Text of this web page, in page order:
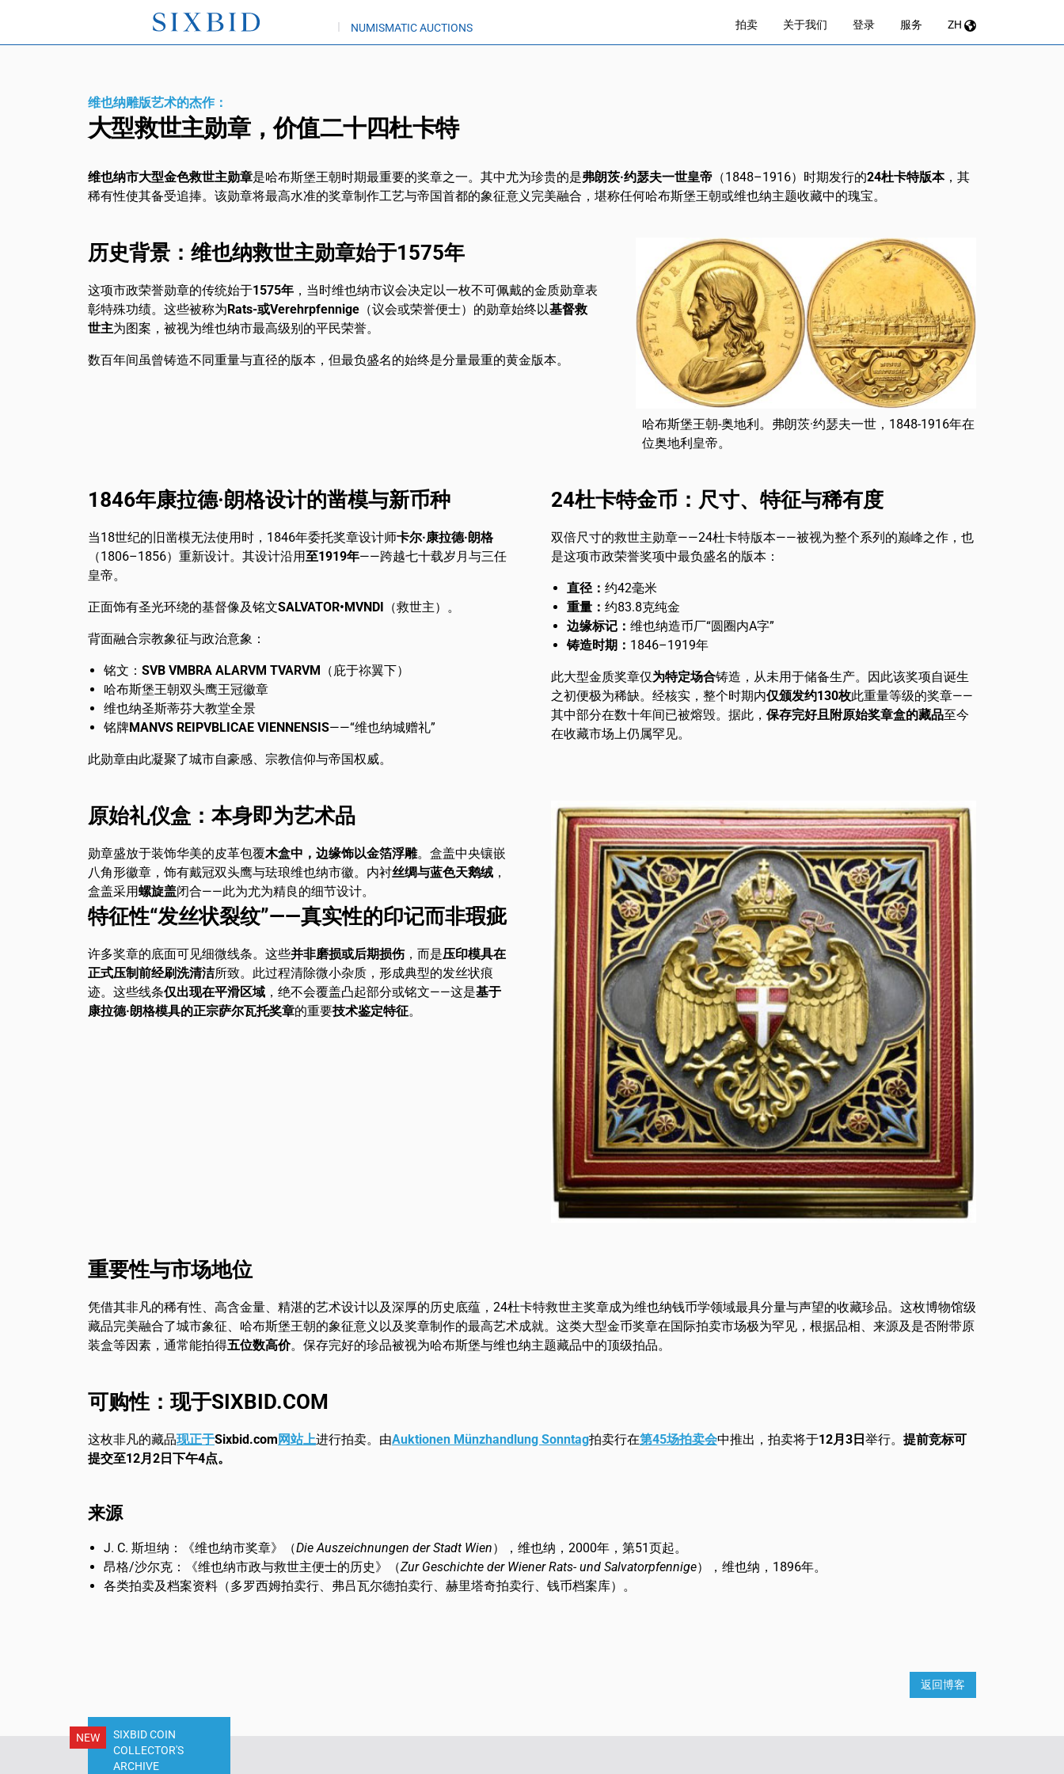
NUMISMATIC AUCTIONS 拍卖 关于我们 登录 服务 ZH
维也纳雕版艺术的杰作：
大型救世主勋章，价值二十四杜卡特
维也纳市大型金色救世主勋章是哈布斯堡王朝时期最重要的奖章之一。其中尤为珍贵的是弗朗茨·约瑟夫一世皇帝 （1848–1916）时期发行的24杜卡特版本，其
稀有性使其备受追捧。该勋章将最高水准的奖章制作工艺与帝国首都的象征意义完美融合，堪称任何哈布斯堡王朝或维也纳主题收藏中的瑰宝。
历史背景：维也纳救世主勋章始于1575年
这项市政荣誉勋章的传统始于1575年 ，当时维也纳市议会决定以一枚不可佩戴的金质勋章表
彰特殊功绩。这些被称为Rats-或Verehrpfennige （议会或荣誉便士）的勋章始终以基督救
世主为图案，被视为维也纳市最高级别的平民荣誉。
数百年间虽曾铸造不同重量与直径的版本，但最负盛名的始终是分量最重的黄金版本。
哈布斯堡王朝-奥地利。弗朗茨·约瑟夫一世，1848-1916年在
位奥地利皇帝。
1846年康拉德·朗格设计的凿模与新币种
当18世纪的旧凿模无法使用时，1846年委托奖章设计师卡尔·康拉德·朗格
（1806–1856）重新设计。其设计沿用至1919年——跨越七十载岁月与三任
皇帝。
正面饰有圣光环绕的基督像及铭文SALVATOR•MVNDI （救世主）。
背面融合宗教象征与政治意象：
铭文： SVB VMBRA ALARVM TVARVM （庇于祢翼下）
哈布斯堡王朝双头鹰王冠徽章
维也纳圣斯蒂芬大教堂全景
铭牌MANVS REIPVBLICAE VIENNENSIS——“维也纳城赠礼”
此勋章由此凝聚了城市自豪感、宗教信仰与帝国权威。
24杜卡特金币：尺寸、特征与稀有度
双倍尺寸的救世主勋章——24杜卡特版本——被视为整个系列的巅峰之作，也
是这项市政荣誉奖项中最负盛名的版本：
直径： 约42毫米
重量： 约83.8克纯金
边缘标记： 维也纳造币厂“圆圈内A字”
铸造时期： 1846–1919年
此大型金质奖章仅为特定场合铸造，从未用于储备生产。因此该奖项自诞生
之初便极为稀缺。经核实，整个时期内仅颁发约130枚此重量等级的奖章——
其中部分在数十年间已被熔毁。据此， 保存完好且附原始奖章盒的藏品至今
在收藏市场上仍属罕见。
原始礼仪盒：本身即为艺术品
勋章盛放于装饰华美的皮革包覆木盒中，边缘饰以金箔浮雕。盒盖中央镶嵌
八角形徽章，饰有戴冠双头鹰与珐琅维也纳市徽。内衬丝绸与蓝色天鹅绒 ，
盒盖采用螺旋盖闭合——此为尤为精良的细节设计。
特征性“发丝状裂纹”——真实性的印记而非瑕疵
许多奖章的底面可见细微线条。这些并非磨损或后期损伤，而是压印模具在
正式压制前经刷洗清洁所致。此过程清除微小杂质，形成典型的发丝状痕
迹。这些线条仅出现在平滑区域 ，绝不会覆盖凸起部分或铭文——这是基于
康拉德·朗格模具的正宗萨尔瓦托奖章的重要技术鉴定特征。
重要性与市场地位
凭借其非凡的稀有性、高含金量、精湛的艺术设计以及深厚的历史底蕴，24杜卡特救世主奖章成为维也纳钱币学领域最具分量与声望的收藏珍品。这枚博物馆级
藏品完美融合了城市象征、哈布斯堡王朝的象征意义以及奖章制作的最高艺术成就。这类大型金币奖章在国际拍卖市场极为罕见，根据品相、来源及是否附带原
装盒等因素，通常能拍得五位数高价。保存完好的珍品被视为哈布斯堡与维也纳主题藏品中的顶级拍品。
可购性：现于SIXBID.COM
这枚非凡的藏品现正于Sixbid.com 网站上进行拍卖。由Auktionen Münzhandlung Sonntag拍卖行在第45场拍卖会中推出，拍卖将于12月3日 举行。 提前竞标可
提交至12月2日下午4点。
来源
J. C. 斯坦纳：《维也纳市奖章》（Die Auszeichnungen der Stadt Wien），维也纳，2000年，第51页起。
昂格/沙尔克：《维也纳市政与救世主便士的历史》（Zur Geschichte der Wiener Rats- und Salvatorpfennige），维也纳，1896年。
各类拍卖及档案资料（多罗西姆拍卖行、弗吕瓦尔德拍卖行、赫里塔奇拍卖行、钱币档案库）。
返回博客
NEW
SIXBID COIN
COLLECTOR'S
ARCHIVE